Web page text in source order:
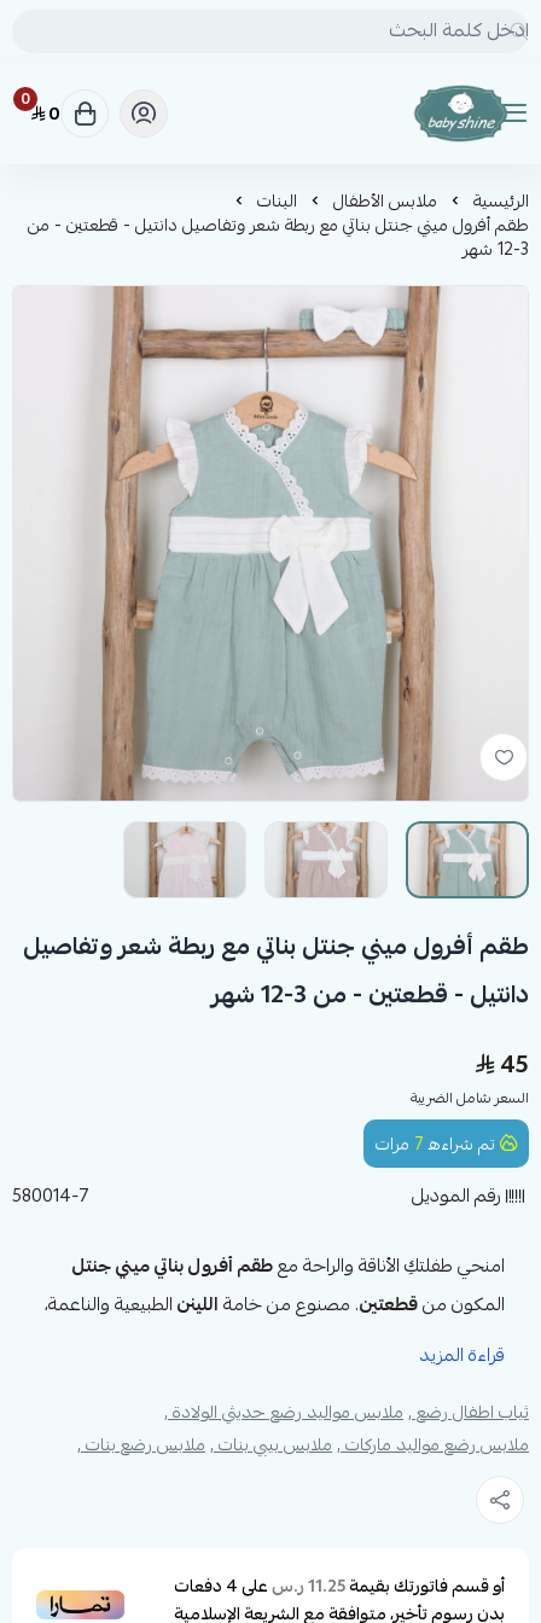
BABY SHINE
0 0
الرئيسية ملابس الأطفال البنات
طقم أفرول ميني جنتل بناتي مع ربطة شعر وتفاصيل دانتيل - قطعتين - من
3-12 شهر
طقم أفرول ميني جنتل بناتي مع ربطة شعر وتفاصيل
دانتيل - قطعتين - من 3-12 شهر
السعر شامل الضريبة
45
امنحي طفلتكِ الأناقة والراحة معطقم أفرول بناتي ميني جنتل
المكون منقطعتين. مصنوع من خامةالليننالطبيعية والناعمة،
يتوفر باللون
طفلتك إطلالة متكاملة وجذابة. الطقم مثالي للمناسبات الخاصة
ويضمن الراحة التامة لطفلتك طوال اليوم.
مواصفات طقم أفرول ميني جنتل بناتي مع ربطة
شعر من 3-12 شهر:
نوع المنتج طقم أفرول بناتي
قراءة المزيد
ثياب اطفال رضع ,ملابس مواليد رضع حديثي الولادة ,
ملابس رضع مواليد ماركات ,ملابس بيبي بنات ,ملابس رضع بنات ,
تم شراءه7 مرات
رقم الموديل 580014-7
أو قسم فاتورتك بقيمة11.25 ر.س على4دفعات
بدون رسوم تأخير، متوافقة مع الشريعة الإسلامية